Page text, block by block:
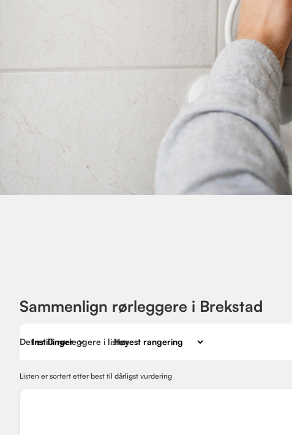
Sammenlign rørleggere i Brekstad
Det er 0 rørleggere i listen
Instillinger
Listen er sortert etter best til dårligst vurdering